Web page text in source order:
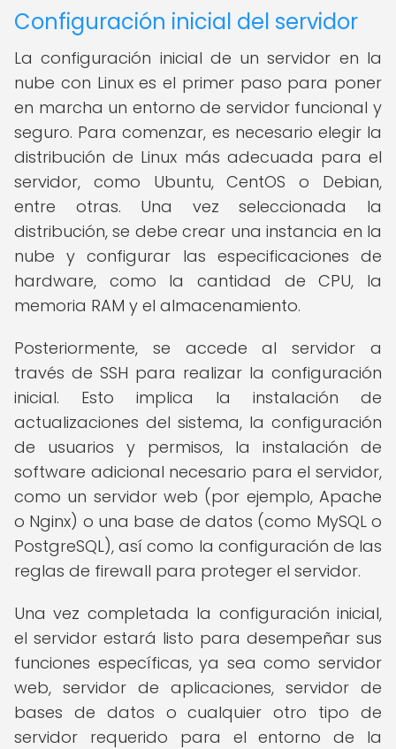
Configuración inicial del servidor
La configuración inicial de un servidor en la
nube con Linux es el primer paso para poner
en marcha un entorno de servidor funcional y
seguro. Para comenzar, es necesario elegir la
distribución de Linux más adecuada para el
servidor, como Ubuntu, CentOS o Debian,
entre otras. Una vez seleccionada la
distribución, se debe crear una instancia en la
nube y configurar las especificaciones de
hardware, como la cantidad de CPU, la
memoria RAM y el almacenamiento.
Posteriormente, se accede al servidor a
través de SSH para realizar la configuración
inicial. Esto implica la instalación de
actualizaciones del sistema, la configuración
de usuarios y permisos, la instalación de
software adicional necesario para el servidor,
como un servidor web (por ejemplo, Apache
o Nginx) o una base de datos (como MySQL o
PostgreSQL), así como la configuración de las
reglas de firewall para proteger el servidor.
Una vez completada la configuración inicial,
el servidor estará listo para desempeñar sus
funciones específicas, ya sea como servidor
web, servidor de aplicaciones, servidor de
bases de datos o cualquier otro tipo de
servidor requerido para el entorno de la